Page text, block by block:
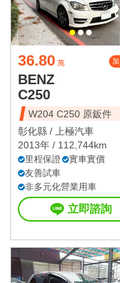
36.80 萬
BENZ
C250
W204 C250 原鈑件
彰化縣 /
上極汽車
2013年 / 112,744km
里程保證
實車實價
友善試車
非多元化營業用車
立即諮詢